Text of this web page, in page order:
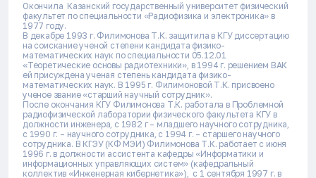
Окончила Казанский государственный университет физический
факультет по специальности «Радиофизика и электроника» в
1977 году.
В декабре 1993 г. Филимонова Т.К. защитила в КГУ диссертацию
на соискание ученой степени кандидата физико-
математических наук по специальности 05.12.01
«Теоретические основы радиотехники», в 1994 г. решением ВАК
ей присуждена ученая степень кандидата физико-
математических наук. В 1995 г. Филимоновой Т.К. присвоено
ученое звание «старший научный сотрудник».
После окончания КГУ Филимонова Т.К. работала в Проблемной
радиофизической лаборатории физического факультета КГУ в
должности инженера, с 1982 г – младшего научного сотрудника,
с 1990 г. – научного сотрудника, с 1994 г. – старшего научного
сотрудника. В КГЭУ (КФ МЭИ) Филимонова Т.К. работает с июня
1996 г. в должности ассистента кафедры «Информатики и
информационных управляющих систем» (кафедральный
коллектив «Инженерная кибернетика»), с 1 сентября 1997 г. в